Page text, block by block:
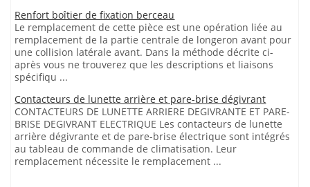
Renfort boîtier de fixation berceau
Le remplacement de cette pièce est une opération liée au
remplacement de la partie centrale de longeron avant pour
une collision latérale avant. Dans la méthode décrite ci-
après vous ne trouverez que les descriptions et liaisons
spécifiqu ...
Contacteurs de lunette arrière et pare-brise dégivrant
CONTACTEURS DE LUNETTE ARRIERE DEGIVRANTE ET PARE-
BRISE DEGIVRANT ELECTRIQUE Les contacteurs de lunette
arrière dégivrante et de pare-brise électrique sont intégrés
au tableau de commande de climatisation. Leur
remplacement nécessite le remplacement ...